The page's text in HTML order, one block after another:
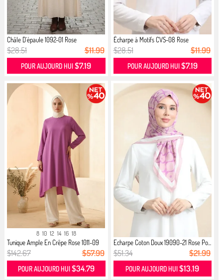
Châle D`épaule 1092-01 Rose
$28.51 $11.99
POUR AUJOURD HUI$7.19
Écharpe à Motifs CVS-08 Rose
$28.51 $11.99
POUR AUJOURD HUI $7.19
8 10 12 14 16 18
Tunique Ample En Crêpe Rose 1011-09
$142.67 $57.99
POUR AUJOURD HUI $34.79
Echarpe Coton Doux 19090-21 Rose Po...
$51.34 $21.99
POUR AUJOURD HUI$13.19